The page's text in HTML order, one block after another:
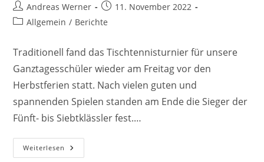
Beitrags-
Autor:
Andreas Werner
Beitrag
veröffentlicht:
11. November 2022
Beitrags-
Allgemein / Berichte
Traditionell fand das Tischtennisturnier für unsere
Ganztagesschüler wieder am Freitag vor den
Herbstferien statt. Nach vielen guten und
spannenden Spielen standen am Ende die Sieger der
Fünft- bis Siebtklässler fest.…
Weiterlesen Tischtennisturnier
2022